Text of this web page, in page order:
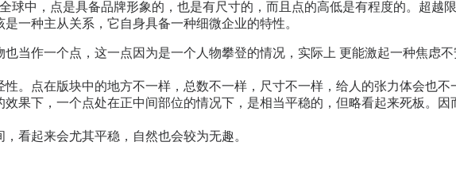
中，点是具备品牌形象的，也是有尺寸的，而且点的高低是有程度的。超越
一种主从关系，它自身具备一种细微企业的特性。
当作一个点，这一点因为是一个人物攀登的情况，实际上 更能激起一种焦虑不
点在版块中的地方不一样，总数不一样，尺寸不一样，给人的张力体会也不
下，一个点处在正中间部位的情况下，是相当平稳的，但略看起来死板。因
起来会尤其平稳，自然也会较为无趣。